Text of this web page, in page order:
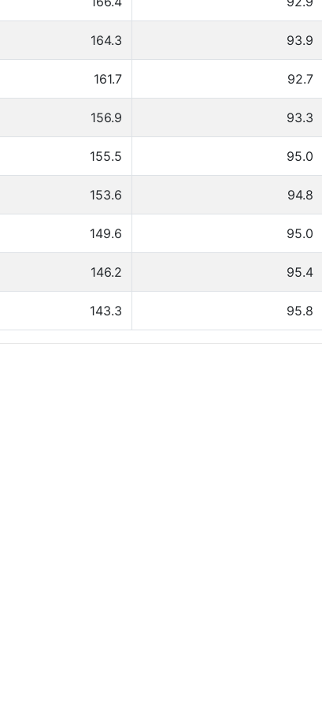
164.3 93.9
161.7 92.7
156.9 93.3
155.5 95.0
153.6 94.8
149.6 95.0
146.2 95.4
143.3 95.8